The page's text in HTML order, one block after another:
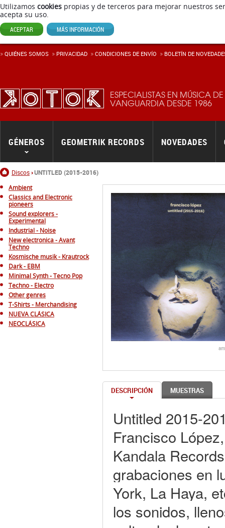
Utilizamos cookies propias y de terceros para mejorar nuestros
acepta su uso.
ACEPTAR MÁS INFORMACIÓN
ESPECIALISTAS EN MÚSICA DE
VANGUARDIA DESDE 1986
Inicio
Discos UNTITLED (2015-2016)
GÉNEROS GEOMETRIK RECORDS NOVEDADES
QUIÉNES SOMOS PRIVACIDAD CONDICIONES DE ENVÍ­O BOLETÍN DE
Ambient
Classics and Electronic
pioneers
Sound explorers -
Experimental
Industrial - Noise
New electronica - Avant
Techno
Kosmische musik - Krautrock
Dark - EBM
Minimal Synth - Tecno Pop
Techno - Electro
Other genres
T-Shirts - Merchandising
NUEVA CLÁSICA
NEOCLÁSICA
DESCRIPCIÓN MUESTRAS
Untitled 2015-
Francisco
Kandala
grabaciones en
York, La Haya,
los sonidos,